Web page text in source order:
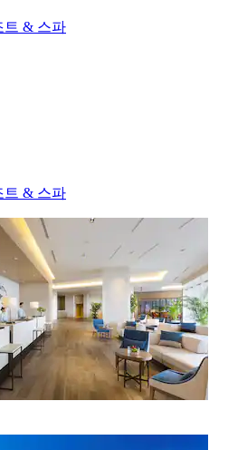
트 & 스파
트 & 스파